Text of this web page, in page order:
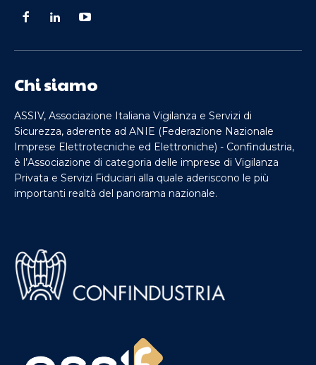
Chi siamo
ASSIV, Associazione Italiana Vigilanza e Servizi di
Sicurezza, aderente ad ANIE (Federazione Nazionale
Imprese Elettrotecniche ed Elettroniche) - Confindustria,
è l’Associazione di categoria delle imprese di Vigilanza
Privata e Servizi Fiduciari alla quale aderiscono le più
importanti realtà del panorama nazionale.